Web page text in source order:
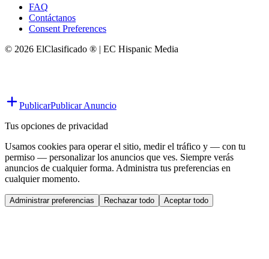
FAQ
Contáctanos
Consent Preferences
© 2026 ElClasificado ® | EC Hispanic Media
PublicarPublicar Anuncio
Tus opciones de privacidad
Usamos cookies para operar el sitio, medir el tráfico y — con tu
permiso — personalizar los anuncios que ves. Siempre verás
anuncios de cualquier forma. Administra tus preferencias en
cualquier momento.
Administrar preferencias Rechazar todo Aceptar todo